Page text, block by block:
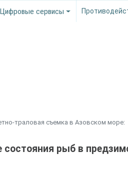
Цифровые сервисы
траловая съемка в Азовском море:
состояния рыб в